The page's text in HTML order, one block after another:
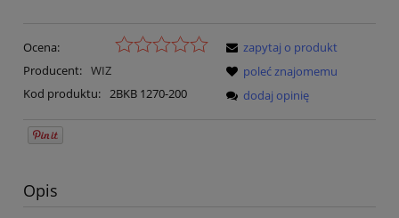
Ocena:
Producent: WIZ
Kod produktu: 2BKB 1270-200
zapytaj o produkt
poleć znajomemu
dodaj opinię
Opis